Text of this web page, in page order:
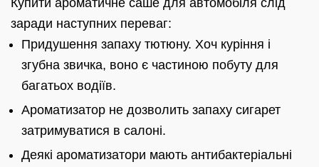
заради наступних переваг:
Придушення запаху тютюну. Хоч куріння і
згубна звичка, воно є частиною побуту для
багатьох водіїв.
Ароматизатор не дозволить запаху сигарет
затримуватися в салоні.
Деякі ароматизатори мають антибактеріальні